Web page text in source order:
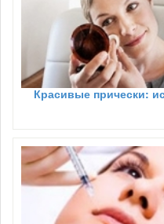
Красивые прически: